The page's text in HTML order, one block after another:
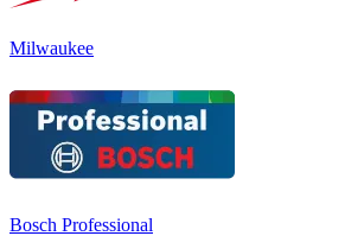
Milwaukee
Bosch Professional